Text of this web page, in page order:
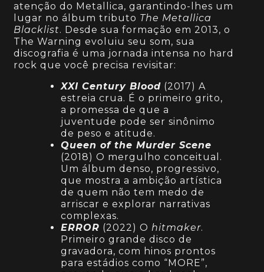
atenção do Metallica, garantindo-lhes um
lugar no álbum tributo The Metallica
Blacklist. Desde sua formação em 2013, o
The Warning evoluiu seu som, sua
discografia é uma jornada intensa no hard
rock que você precisa revisitar:
XXI Century Blood (2017) A
estreia crua. É o primeiro grito,
a promessa de que a
juventude pode ser sinônimo
de peso e atitude.
Queen of the Murder Scene
(2018) O mergulho conceitual.
Um álbum denso, progressivo,
que mostra a ambição artística
de quem não tem medo de
arriscar e explorar narrativas
complexas.
ERROR (2022) Ohitmaker.
Primeiro grande disco de
gravadora, com hinos prontos
para estádios como “MORE”,